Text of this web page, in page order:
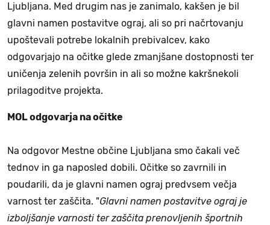
Ljubljana. Med drugim nas je zanimalo, kakšen je bil
glavni namen postavitve ograj, ali so pri načrtovanju
upoštevali potrebe lokalnih prebivalcev, kako
odgovarjajo na očitke glede zmanjšane dostopnosti ter
uničenja zelenih površin in ali so možne kakršnekoli
prilagoditve projekta.
MOL odgovarja na očitke
Na odgovor Mestne občine Ljubljana smo čakali več
tednov in ga naposled dobili. Očitke so zavrnili in
poudarili, da je glavni namen ograj predvsem večja
varnost ter zaščita. "Glavni namen postavitve ograj je
izboljšanje varnosti ter zaščita prenovljenih športnih